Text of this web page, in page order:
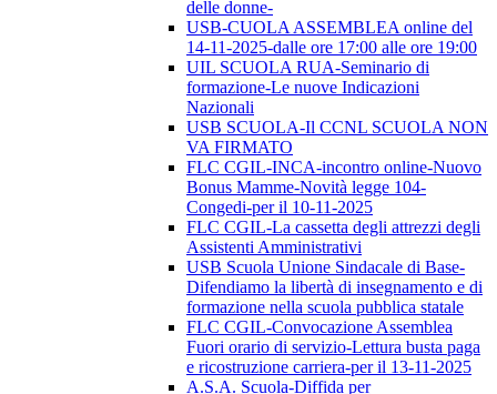
delle donne-
USB-CUOLA ASSEMBLEA online del
14-11-2025-dalle ore 17:00 alle ore 19:00
UIL SCUOLA RUA-Seminario di
formazione-Le nuove Indicazioni
Nazionali
USB SCUOLA-Il CCNL SCUOLA NON
VA FIRMATO
FLC CGIL-INCA-incontro online-Nuovo
Bonus Mamme-Novità legge 104-
Congedi-per il 10-11-2025
FLC CGIL-La cassetta degli attrezzi degli
Assistenti Amministrativi
USB Scuola Unione Sindacale di Base-
Difendiamo la libertà di insegnamento e di
formazione nella scuola pubblica statale
FLC CGIL-Convocazione Assemblea
Fuori orario di servizio-Lettura busta paga
e ricostruzione carriera-per il 13-11-2025
A.S.A. Scuola-Diffida per